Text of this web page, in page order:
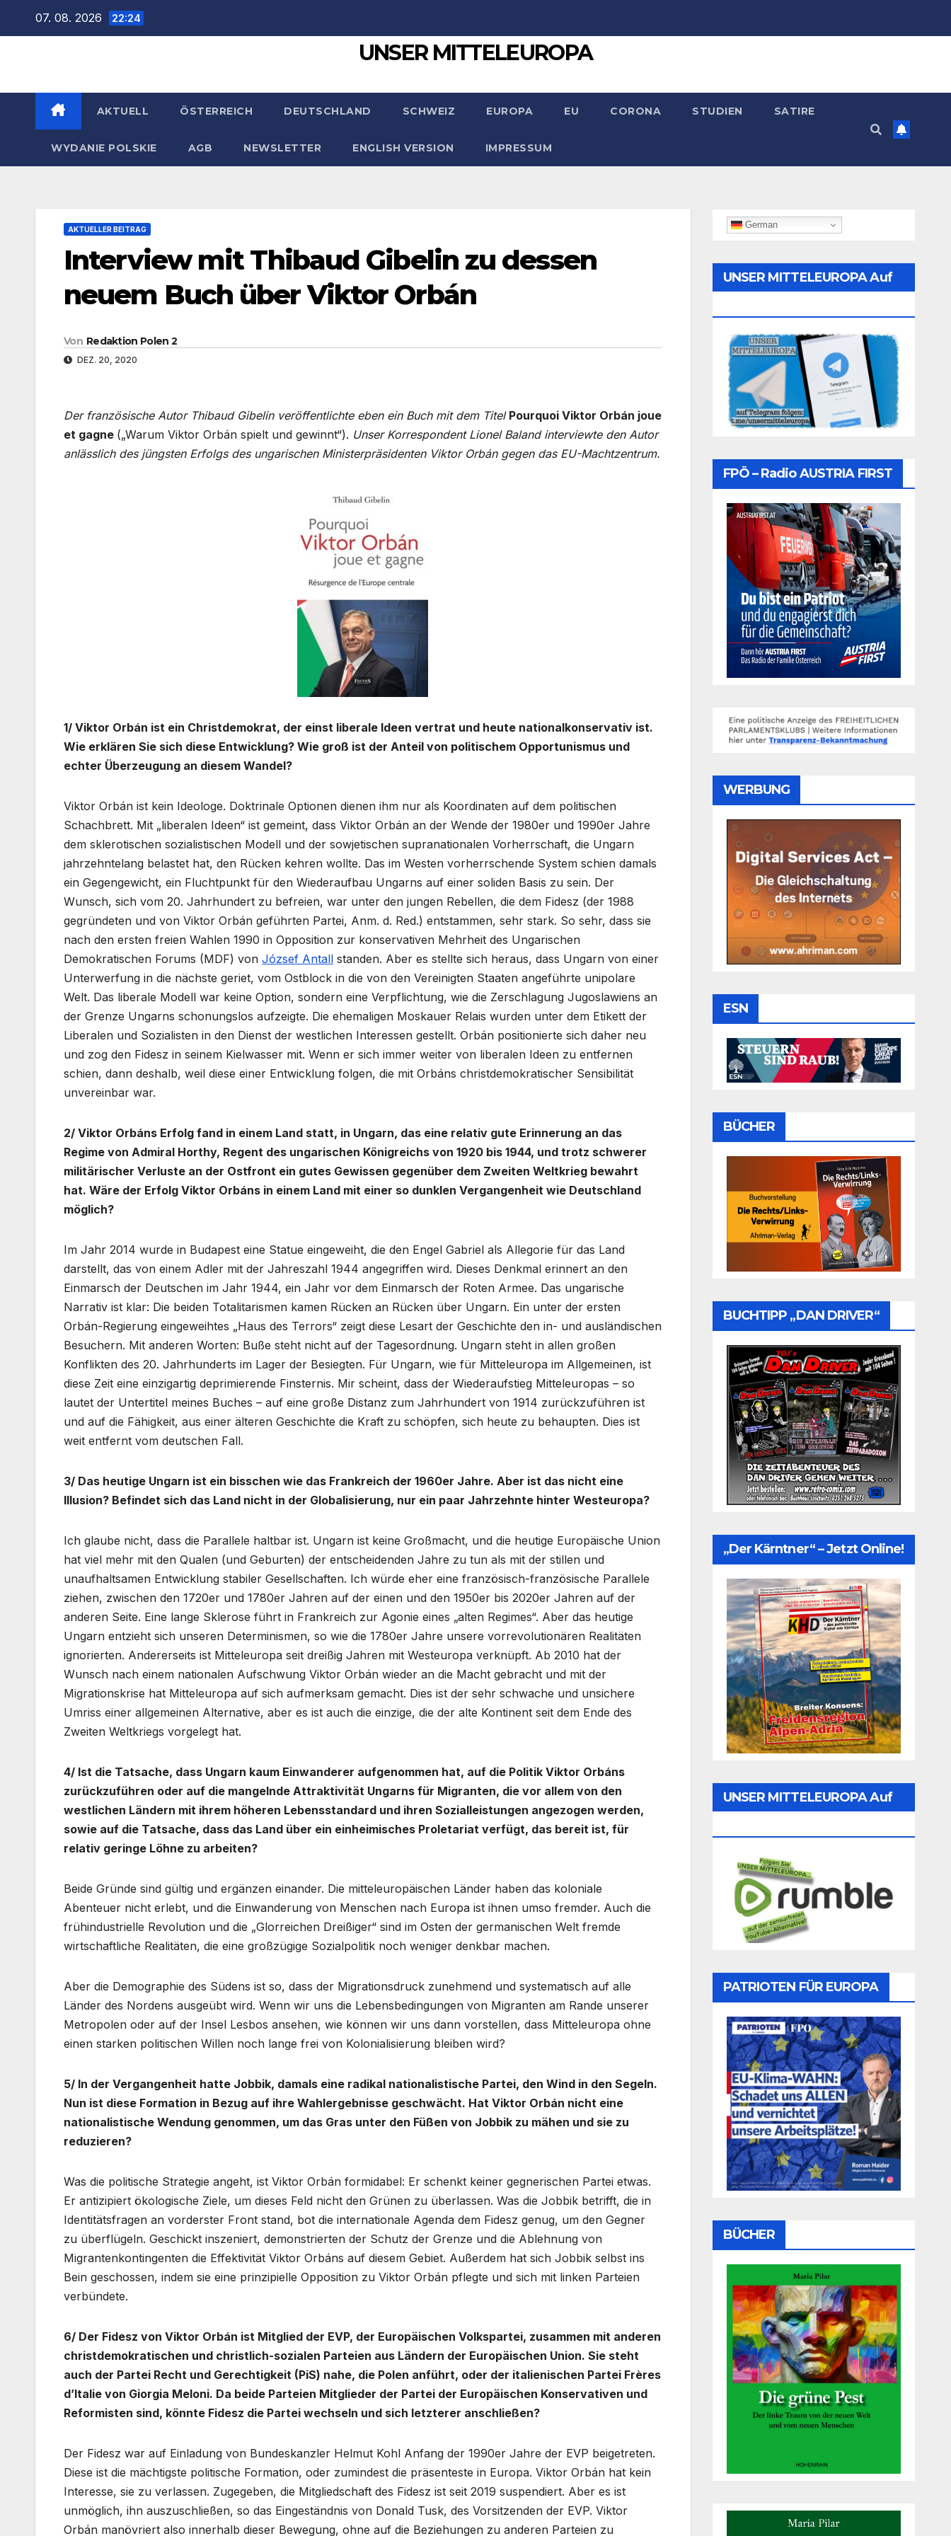
07. 08. 2026 22:24
UNSER MITTELEUROPA
AKTUELL ÖSTERREICH DEUTSCHLAND SCHWEIZ EUROPA EU CORONA STUDIEN SATIRE
WYDANIE POLSKIE AGB NEWSLETTER ENGLISH VERSION IMPRESSUM
AKTUELLER BEITRAG
Interview mit Thibaud Gibelin zu dessen
neuem Buch über Viktor Orbán
Von Redaktion Polen 2
DEZ. 20, 2020
Der französische Autor Thibaud Gibelin veröffentlichte eben ein Buch mit dem Titel Pourquoi Viktor Orbán joue
et gagne („Warum Viktor Orbán spielt und gewinnt“). Unser Korrespondent Lionel Baland interviewte den Autor
anlässlich des jüngsten Erfolgs des ungarischen Ministerpräsidenten Viktor Orbán gegen das EU-Machtzentrum.
1/ Viktor Orbán ist ein Christdemokrat, der einst liberale Ideen vertrat und heute nationalkonservativ ist.
Wie erklären Sie sich diese Entwicklung? Wie groß ist der Anteil von politischem Opportunismus und
echter Überzeugung an diesem Wandel?
Viktor Orbán ist kein Ideologe. Doktrinale Optionen dienen ihm nur als Koordinaten auf dem politischen
Schachbrett. Mit „liberalen Ideen“ ist gemeint, dass Viktor Orbán an der Wende der 1980er und 1990er Jahre
dem sklerotischen sozialistischen Modell und der sowjetischen supranationalen Vorherrschaft, die Ungarn
jahrzehntelang belastet hat, den Rücken kehren wollte. Das im Westen vorherrschende System schien damals
ein Gegengewicht, ein Fluchtpunkt für den Wiederaufbau Ungarns auf einer soliden Basis zu sein. Der
Wunsch, sich vom 20. Jahrhundert zu befreien, war unter den jungen Rebellen, die dem Fidesz (der 1988
gegründeten und von Viktor Orbán geführten Partei, Anm. d. Red.) entstammen, sehr stark. So sehr, dass sie
nach den ersten freien Wahlen 1990 in Opposition zur konservativen Mehrheit des Ungarischen
Demokratischen Forums (MDF) von József Antall standen. Aber es stellte sich heraus, dass Ungarn von einer
Unterwerfung in die nächste geriet, vom Ostblock in die von den Vereinigten Staaten angeführte unipolare
Welt. Das liberale Modell war keine Option, sondern eine Verpflichtung, wie die Zerschlagung Jugoslawiens an
der Grenze Ungarns schonungslos aufzeigte. Die ehemaligen Moskauer Relais wurden unter dem Etikett der
Liberalen und Sozialisten in den Dienst der westlichen Interessen gestellt. Orbán positionierte sich daher neu
und zog den Fidesz in seinem Kielwasser mit. Wenn er sich immer weiter von liberalen Ideen zu entfernen
schien, dann deshalb, weil diese einer Entwicklung folgen, die mit Orbáns christdemokratischer Sensibilität
unvereinbar war.
2/ Viktor Orbáns Erfolg fand in einem Land statt, in Ungarn, das eine relativ gute Erinnerung an das
Regime von Admiral Horthy, Regent des ungarischen Königreichs von 1920 bis 1944, und trotz schwerer
militärischer Verluste an der Ostfront ein gutes Gewissen gegenüber dem Zweiten Weltkrieg bewahrt
hat. Wäre der Erfolg Viktor Orbáns in einem Land mit einer so dunklen Vergangenheit wie Deutschland
möglich?
Im Jahr 2014 wurde in Budapest eine Statue eingeweiht, die den Engel Gabriel als Allegorie für das Land
darstellt, das von einem Adler mit der Jahreszahl 1944 angegriffen wird. Dieses Denkmal erinnert an den
Einmarsch der Deutschen im Jahr 1944, ein Jahr vor dem Einmarsch der Roten Armee. Das ungarische
Narrativ ist klar: Die beiden Totalitarismen kamen Rücken an Rücken über Ungarn. Ein unter der ersten
Orbán-Regierung eingeweihtes „Haus des Terrors“ zeigt diese Lesart der Geschichte den in- und ausländischen
Besuchern. Mit anderen Worten: Buße steht nicht auf der Tagesordnung. Ungarn steht in allen großen
Konflikten des 20. Jahrhunderts im Lager der Besiegten. Für Ungarn, wie für Mitteleuropa im Allgemeinen, ist
diese Zeit eine einzigartig deprimierende Finsternis. Mir scheint, dass der Wiederaufstieg Mitteleuropas – so
lautet der Untertitel meines Buches – auf eine große Distanz zum Jahrhundert von 1914 zurückzuführen ist
und auf die Fähigkeit, aus einer älteren Geschichte die Kraft zu schöpfen, sich heute zu behaupten. Dies ist
weit entfernt vom deutschen Fall.
3/ Das heutige Ungarn ist ein bisschen wie das Frankreich der 1960er Jahre. Aber ist das nicht eine
Illusion? Befindet sich das Land nicht in der Globalisierung, nur ein paar Jahrzehnte hinter Westeuropa?
Ich glaube nicht, dass die Parallele haltbar ist. Ungarn ist keine Großmacht, und die heutige Europäische Union
hat viel mehr mit den Qualen (und Geburten) der entscheidenden Jahre zu tun als mit der stillen und
unaufhaltsamen Entwicklung stabiler Gesellschaften. Ich würde eher eine französisch-französische Parallele
ziehen, zwischen den 1720er und 1780er Jahren auf der einen und den 1950er bis 2020er Jahren auf der
anderen Seite. Eine lange Sklerose führt in Frankreich zur Agonie eines „alten Regimes“. Aber das heutige
Ungarn entzieht sich unseren Determinismen, so wie die 1780er Jahre unsere vorrevolutionären Realitäten
ignorierten. Andererseits ist Mitteleuropa seit dreißig Jahren mit Westeuropa verknüpft. Ab 2010 hat der
Wunsch nach einem nationalen Aufschwung Viktor Orbán wieder an die Macht gebracht und mit der
Migrationskrise hat Mitteleuropa auf sich aufmerksam gemacht. Dies ist der sehr schwache und unsichere
Umriss einer allgemeinen Alternative, aber es ist auch die einzige, die der alte Kontinent seit dem Ende des
Zweiten Weltkriegs vorgelegt hat.
4/ Ist die Tatsache, dass Ungarn kaum Einwanderer aufgenommen hat, auf die Politik Viktor Orbáns
zurückzuführen oder auf die mangelnde Attraktivität Ungarns für Migranten, die vor allem von den
westlichen Ländern mit ihrem höheren Lebensstandard und ihren Sozialleistungen angezogen werden,
sowie auf die Tatsache, dass das Land über ein einheimisches Proletariat verfügt, das bereit ist, für
relativ geringe Löhne zu arbeiten?
Beide Gründe sind gültig und ergänzen einander. Die mitteleuropäischen Länder haben das koloniale
Abenteuer nicht erlebt, und die Einwanderung von Menschen nach Europa ist ihnen umso fremder. Auch die
frühindustrielle Revolution und die „Glorreichen Dreißiger“ sind im Osten der germanischen Welt fremde
wirtschaftliche Realitäten, die eine großzügige Sozialpolitik noch weniger denkbar machen.
Aber die Demographie des Südens ist so, dass der Migrationsdruck zunehmend und systematisch auf alle
Länder des Nordens ausgeübt wird. Wenn wir uns die Lebensbedingungen von Migranten am Rande unserer
Metropolen oder auf der Insel Lesbos ansehen, wie können wir uns dann vorstellen, dass Mitteleuropa ohne
einen starken politischen Willen noch lange frei von Kolonialisierung bleiben wird?
5/ In der Vergangenheit hatte Jobbik, damals eine radikal nationalistische Partei, den Wind in den Segeln.
Nun ist diese Formation in Bezug auf ihre Wahlergebnisse geschwächt. Hat Viktor Orbán nicht eine
nationalistische Wendung genommen, um das Gras unter den Füßen von Jobbik zu mähen und sie zu
reduzieren?
Was die politische Strategie angeht, ist Viktor Orbán formidabel: Er schenkt keiner gegnerischen Partei etwas.
Er antizipiert ökologische Ziele, um dieses Feld nicht den Grünen zu überlassen. Was die Jobbik betrifft, die in
Identitätsfragen an vorderster Front stand, bot die internationale Agenda dem Fidesz genug, um den Gegner
zu überflügeln. Geschickt inszeniert, demonstrierten der Schutz der Grenze und die Ablehnung von
Migrantenkontingenten die Effektivität Viktor Orbáns auf diesem Gebiet. Außerdem hat sich Jobbik selbst ins
Bein geschossen, indem sie eine prinzipielle Opposition zu Viktor Orbán pflegte und sich mit linken Parteien
verbündete.
6/ Der Fidesz von Viktor Orbán ist Mitglied der EVP, der Europäischen Volkspartei, zusammen mit anderen
christdemokratischen und christlich-sozialen Parteien aus Ländern der Europäischen Union. Sie steht
auch der Partei Recht und Gerechtigkeit (PiS) nahe, die Polen anführt, oder der italienischen Partei Frères
d’Italie von Giorgia Meloni. Da beide Parteien Mitglieder der Partei der Europäischen Konservativen und
Reformisten sind, könnte Fidesz die Partei wechseln und sich letzterer anschließen?
Der Fidesz war auf Einladung von Bundeskanzler Helmut Kohl Anfang der 1990er Jahre der EVP beigetreten.
Diese ist die mächtigste politische Formation, oder zumindest die präsenteste in Europa. Viktor Orbán hat kein
Interesse, sie zu verlassen. Zugegeben, die Mitgliedschaft des Fidesz ist seit 2019 suspendiert. Aber es ist
unmöglich, ihn auszuschließen, so das Eingeständnis von Donald Tusk, des Vorsitzenden der EVP. Viktor
Orbán manövriert also innerhalb dieser Bewegung, ohne auf die Beziehungen zu anderen Parteien zu
German
UNSER MITTELEUROPA Auf
FPÖ – Radio AUSTRIA FIRST
WERBUNG
ESN
BÜCHER
BUCHTIPP „DAN DRIVER“
„Der Kärntner“ – Jetzt Online!
UNSER MITTELEUROPA Auf
PATRIOTEN FÜR EUROPA
BÜCHER